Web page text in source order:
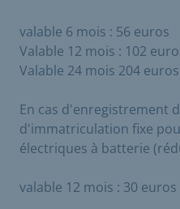
valable 6 mois : 56 euros
Valable 12 mois : 102
Valable 24 mois 204 euros
En cas d'enregistrement
d'immatriculation fixe
électriques à batterie
valable 12 mois : 30 euros